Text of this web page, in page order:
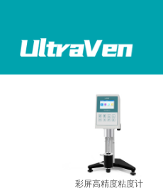
彩屏高精度粘度计